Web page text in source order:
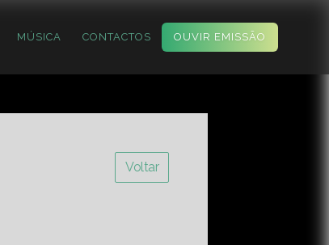
MÚSICA CONTACTOS OUVIR EMISSÃO
Voltar